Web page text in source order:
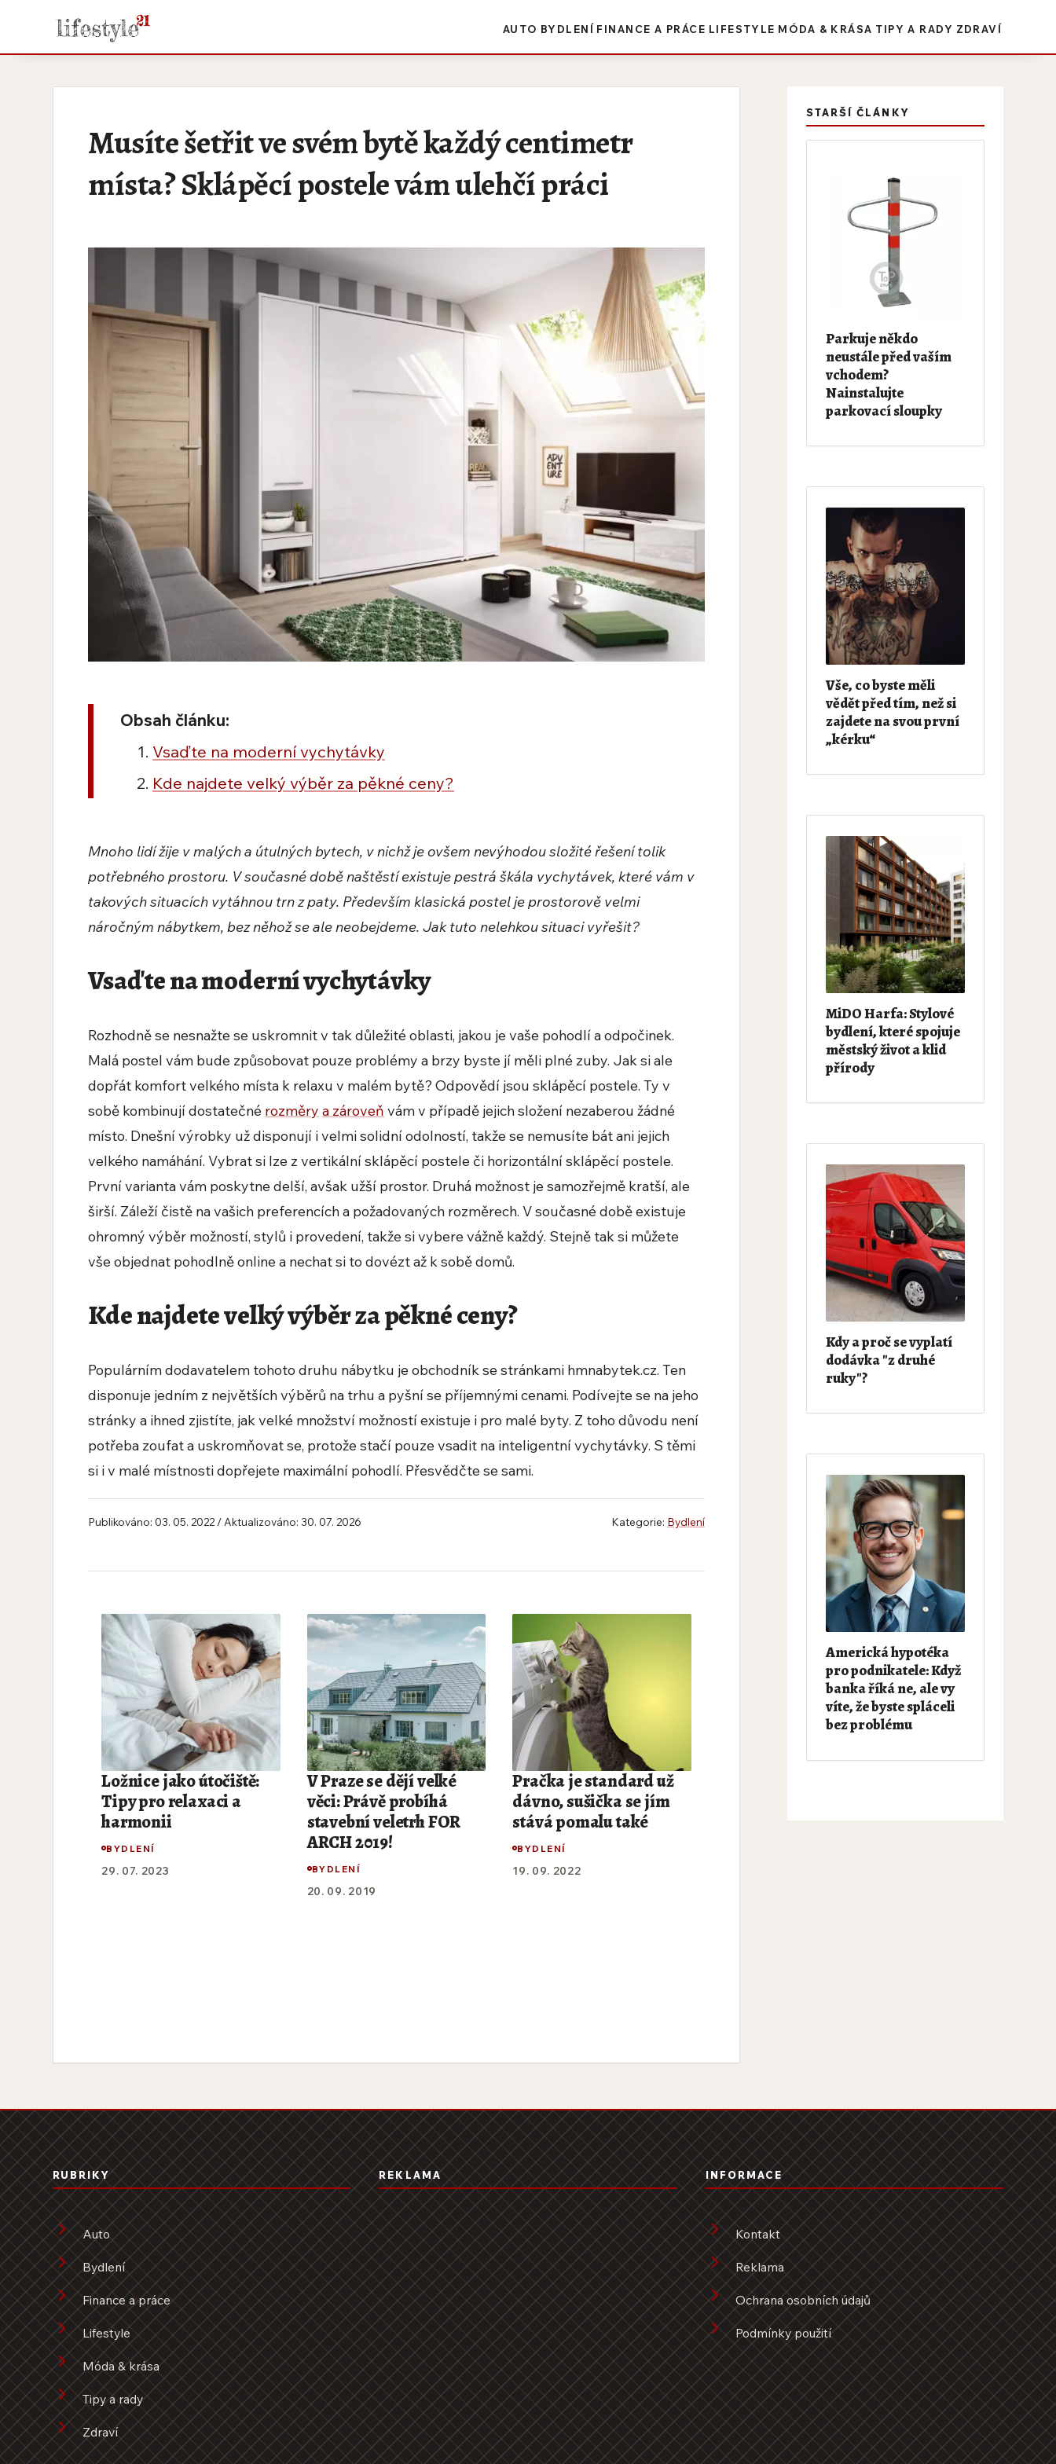
AUTO BYDLENÍ FINANCE A PRÁCE LIFESTYLE MÓDA & KRÁSA TIPY A RADY ZDRAVÍ
Musíte šetřit ve svém bytě každý centimetr
místa? Sklápěcí postele vám ulehčí práci
Obsah článku:
Vsaďte na moderní vychytávky
Kde najdete velký výběr za pěkné ceny?
Mnoho lidí žije v malých a útulných bytech, v nichž je ovšem nevýhodou složité řešení tolik
potřebného prostoru. V současné době naštěstí existuje pestrá škála vychytávek, které vám v
takových situacích vytáhnou trn z paty. Především klasická postel je prostorově velmi
náročným nábytkem, bez něhož se ale neobejdeme. Jak tuto nelehkou situaci vyřešit?
Vsaďte na moderní vychytávky
Rozhodně se nesnažte se uskromnit v tak důležité oblasti, jakou je vaše pohodlí a odpočinek.
Malá postel vám bude způsobovat pouze problémy a brzy byste jí měli plné zuby. Jak si ale
dopřát komfort velkého místa k relaxu v malém bytě? Odpovědí jsou sklápěcí postele. Ty v
sobě kombinují dostatečné rozměry a zároveň vám v případě jejich složení nezaberou žádné
místo. Dnešní výrobky už disponují i velmi solidní odolností, takže se nemusíte bát ani jejich
velkého namáhání. Vybrat si lze z vertikální sklápěcí postele či horizontální sklápěcí postele.
První varianta vám poskytne delší, avšak užší prostor. Druhá možnost je samozřejmě kratší, ale
širší. Záleží čistě na vašich preferencích a požadovaných rozměrech. V současné době existuje
ohromný výběr možností, stylů i provedení, takže si vybere vážně každý. Stejně tak si můžete
vše objednat pohodlně online a nechat si to dovézt až k sobě domů.
Kde najdete velký výběr za pěkné ceny?
Populárním dodavatelem tohoto druhu nábytku je obchodník se stránkami hmnabytek.cz. Ten
disponuje jedním z největších výběrů na trhu a pyšní se příjemnými cenami. Podívejte se na jeho
stránky a ihned zjistíte, jak velké množství možností existuje i pro malé byty. Z toho důvodu není
potřeba zoufat a uskromňovat se, protože stačí pouze vsadit na inteligentní vychytávky. S těmi
si i v malé místnosti dopřejete maximální pohodlí. Přesvědčte se sami.
Publikováno: 03. 05. 2022 / Aktualizováno: 30. 07. 2026 Kategorie: Bydlení
Ložnice jako útočiště:
Tipy pro relaxaci a
harmonii
BYDLENÍ
29. 07. 2023
V Praze se dějí velké
věci: Právě probíhá
stavební veletrh FOR
ARCH 2019!
BYDLENÍ
20. 09. 2019
Pračka je standard už
dávno, sušička se jím
stává pomalu také
BYDLENÍ
19. 09. 2022
STARŠÍ ČLÁNKY
Parkuje někdo
neustále před vaším
vchodem?
Nainstalujte
parkovací sloupky
Vše, co byste měli
vědět před tím, než si
zajdete na svou první
„kérku“
MiDO Harfa: Stylové
bydlení, které spojuje
městský život a klid
přírody
Kdy a proč se vyplatí
dodávka "z druhé
ruky"?
Americká hypotéka
pro podnikatele: Když
banka říká ne, ale vy
víte, že byste spláceli
bez problému
RUBRIKY
Auto
Bydlení
Finance a práce
Lifestyle
Móda & krása
Tipy a rady
Zdraví
REKLAMA INFORMACE
Kontakt
Reklama
Ochrana osobních údajů
Podmínky použití